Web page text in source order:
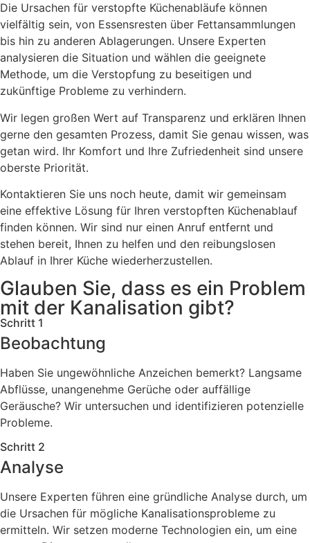
Die Ursachen für verstopfte Küchenabläufe können
vielfältig sein, von Essensresten über Fettansammlungen
bis hin zu anderen Ablagerungen. Unsere Experten
analysieren die Situation und wählen die geeignete
Methode, um die Verstopfung zu beseitigen und
zukünftige Probleme zu verhindern.
Wir legen großen Wert auf Transparenz und erklären Ihnen
gerne den gesamten Prozess, damit Sie genau wissen, was
getan wird. Ihr Komfort und Ihre Zufriedenheit sind unsere
oberste Priorität.
Kontaktieren Sie uns noch heute, damit wir gemeinsam
eine effektive Lösung für Ihren verstopften Küchenablauf
finden können. Wir sind nur einen Anruf entfernt und
stehen bereit, Ihnen zu helfen und den reibungslosen
Ablauf in Ihrer Küche wiederherzustellen.
Glauben Sie, dass es ein Problem
mit der Kanalisation gibt?
Schritt 1
Beobachtung
Haben Sie ungewöhnliche Anzeichen bemerkt? Langsame
Abflüsse, unangenehme Gerüche oder auffällige
Geräusche? Wir untersuchen und identifizieren potenzielle
Probleme.
Schritt 2
Analyse
Unsere Experten führen eine gründliche Analyse durch, um
die Ursachen für mögliche Kanalisationsprobleme zu
ermitteln. Wir setzen moderne Technologien ein, um eine